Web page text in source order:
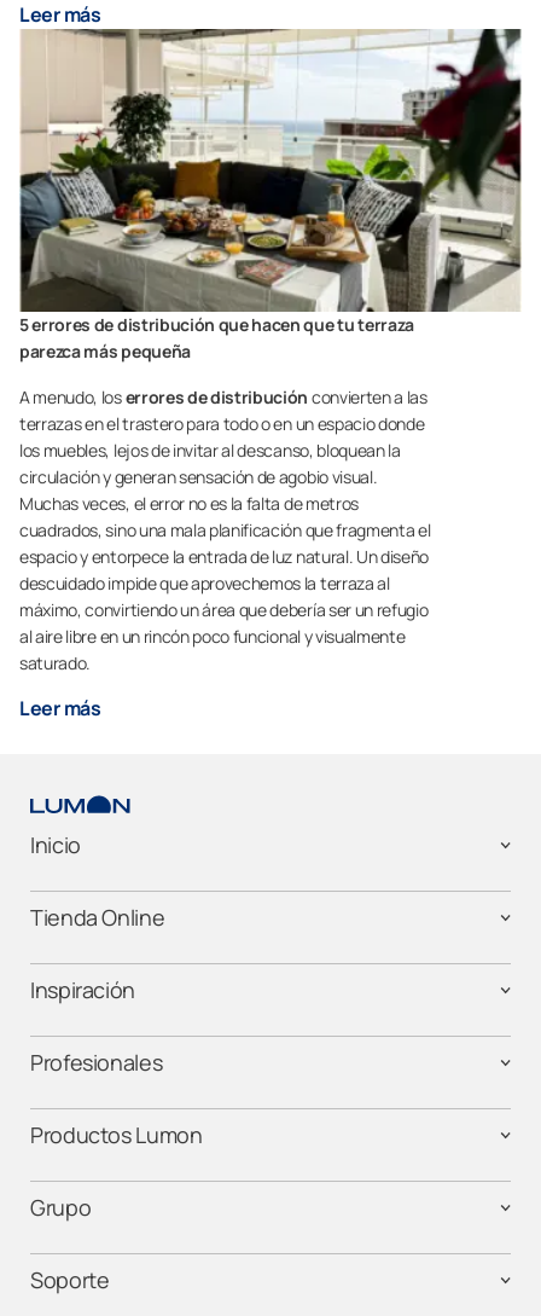
Leer más
5 errores de distribución que hacen que tu terraza
parezca más pequeña
A menudo, loserrores de distribución convierten a las
terrazas en el trastero para todo o en un espacio donde
los muebles, lejos de invitar al descanso, bloquean la
circulación y generan sensación de agobio visual.
Muchas veces, el error no es la falta de metros
cuadrados, sino una mala planificación que fragmenta el
espacio y entorpece la entrada de luz natural. Un diseño
descuidado impide que aprovechemos la terraza al
máximo, convirtiendo un área que debería ser un refugio
al aire libre en un rincón poco funcional y visualmente
saturado.
Leer más
Inicio
Tienda Online
Inspiración
Profesionales
Productos Lumon
Grupo
Soporte